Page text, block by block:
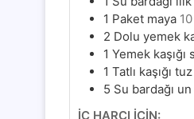
1 Paket maya
2 Dolu yemek
1 Yemek kaşığı
1 Tatlı kaşığı tuz
5 Su bardağı un
İÇ HARCI İÇİN: